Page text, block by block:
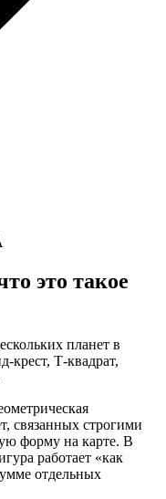
это такое
планет в
крест, Т-квадрат,
связанных строгими
форму на карте. В
работает «как
отдельных